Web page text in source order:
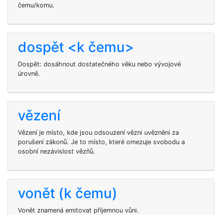
čemu/komu.
dospět <k čemu>
Dospět: dosáhnout dostatečného věku nebo vývojové
úrovně.
vězení
Vězení je místo, kde jsou odsouzení vězni uvězněni za
porušení zákonů. Je to místo, které omezuje svobodu a
osobní nezávislost vězňů.
vonět (k čemu)
Vonět znamená emitovat příjemnou vůni.